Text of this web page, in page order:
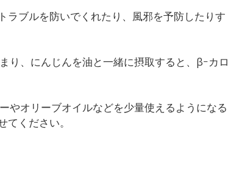
ラブルを防いでくれたり、風邪を予防したりす
り、にんじんを油と一緒に摂取すると、βｰカロ
やオリーブオイルなどを少量使えるようになる
ください。